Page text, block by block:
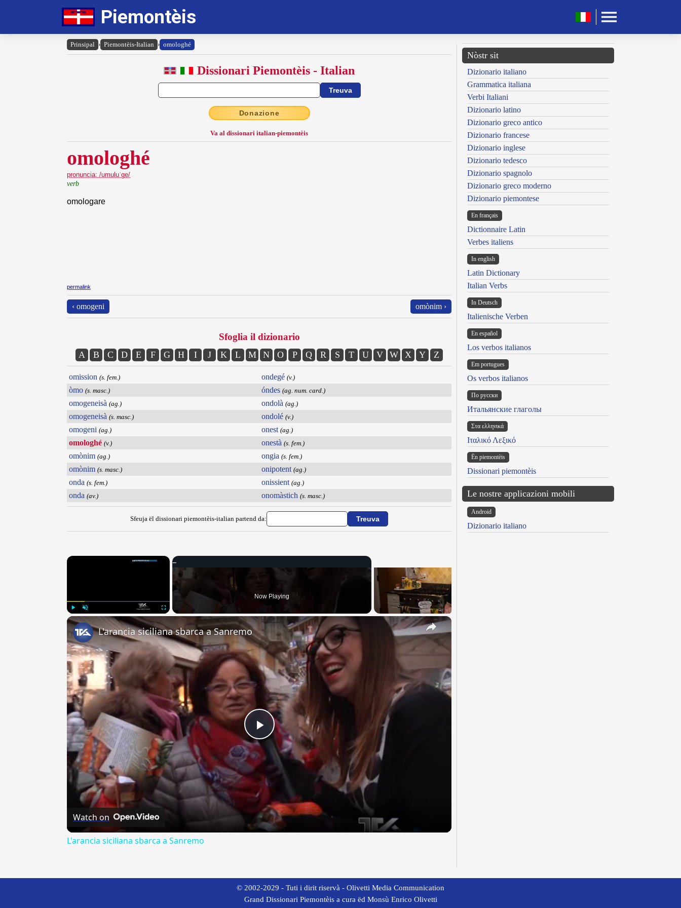
Piemontèis
Prinsipal › Piemontèis-Italian › omologhé
Dissionari Piemontèis - Italian
Donazione
Va al dissionari italian-piemontèis
omologhé
pronuncia: /umuluˈge/
verb
omologare
permalink
‹ omogeni omònim ›
Sfoglia il dizionario
A B C D E F G H I J K L M N O P Q R S T U V W X Y Z
omission (s. fem.)
òmo (s. masc.)
omogeneisà (ag.)
omogeneisà (s. masc.)
omogeni (ag.)
omologhé (v.)
omònim (ag.)
omònim (s. masc.)
onda (s. fem.)
onda (av.)
ondegé (v.)
óndes (ag. num. card.)
ondolà (ag.)
ondolé (v.)
onest (ag.)
onestà (s. fem.)
ongia (s. fem.)
onipotent (ag.)
onissient (ag.)
onomàstich (s. masc.)
Sfeuja ël dissionari piemontèis-italian partend da:
×
Unmute
Now Playing
×
Play
Video
L'arancia siciliana sbarca a Sanremo
Watch on
L'arancia siciliana sbarca a Sanremo
Nòstr sit
Dizionario italiano
Grammatica italiana
Verbi Italiani
Dizionario latino
Dizionario greco antico
Dizionario francese
Dizionario inglese
Dizionario tedesco
Dizionario spagnolo
Dizionario greco moderno
Dizionario piemontese
En français
Dictionnaire Latin
Verbes italiens
In english
Latin Dictionary
Italian Verbs
In Deutsch
Italienische Verben
En español
Los verbos italianos
Em portugues
Os verbos italianos
По русски
Итальянские глаголы
Στα ελληνικά
Ιταλικό Λεξικό
Ën piemontèis
Dissionari piemontèis
Le nostre applicazioni mobili
Android
Dizionario italiano
© 2002-2029 - Tuti i dirit riservà - Olivetti Media Communication
Grand Dissionari Piemontèis a cura ëd Monsù Enrico Olivetti